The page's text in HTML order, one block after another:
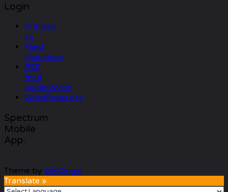
Login
Prihlásiť
sa
Feed
záznamov
RSS
feed
komentárov
WordPress.org
Spectrum
Mobile
App.
Theme by SiteOrigin
Translate »